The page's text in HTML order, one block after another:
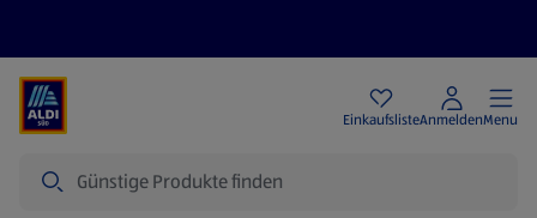
EinkaufslisteAnmeldenMenu